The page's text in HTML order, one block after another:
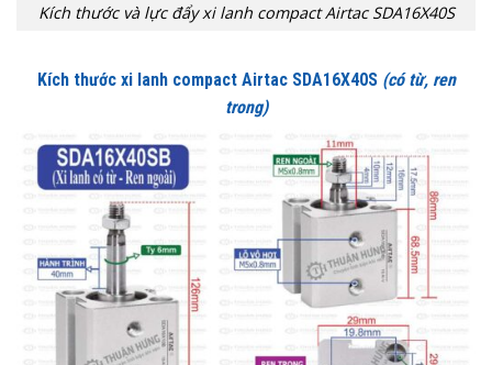
Kích thước và lực đẩy xi lanh compact Airtac SDA16X40S
Kích thước xi lanh compact Airtac SDA16X40S(có từ, ren
trong)